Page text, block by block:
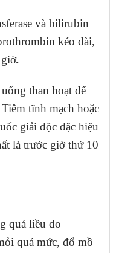
và bilirubin
kéo dài,
.
than hoạt để
tĩnh mạch hoặc
giải độc đặc hiệu
là trước giờ thứ 10
quá liều do
quá mức, đổ mồ